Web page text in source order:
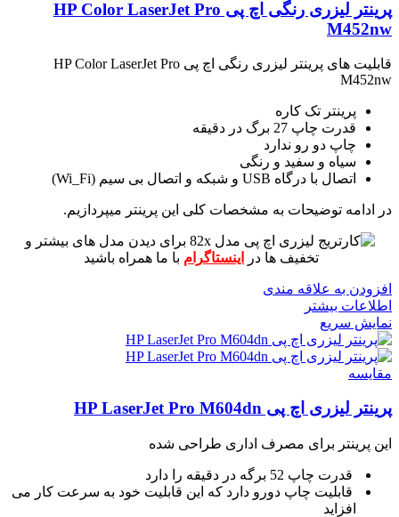
پرینتر لیزری رنگی اچ پی HP Color LaserJet Pro
M452nw
قابلیت های پرینتر لیزری رنگی اچ پی HP Color LaserJet Pro
M452nw
پرینتر تک کاره
قدرت چاپ 27 برگ در دقیقه
چاپ دو رو ندارد
سیاه و سفید و رنگی
اتصال با درگاه USB و شبکه و اتصال بی سیم (Wi_Fi)
در ادامه توضیحات به مشخصات کلی این پرینتر میپردازیم.
برای دیدن مدل های بیشتر و
تخفیف ها در
اینستاگرام با ما همراه باشید
افزودن به علاقه مندی
اطلاعات بیشتر
نمایش سریع
مقايسه
پرینتر لیزری اچ پی HP LaserJet Pro M604dn
این پرینتر برای مصرف اداری طراحی شده
قدرت چاپ 52 برگه در دقیقه را دارد
قابلیت چاپ دورو دارد که این قابلیت خود به سرعت کار می
افزاید